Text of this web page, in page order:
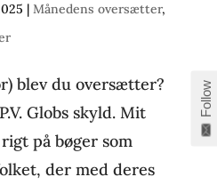
| Månedens oversætter,
blev du oversætter?
Globs skyld. Mit
på bøger som
der med deres
Follow